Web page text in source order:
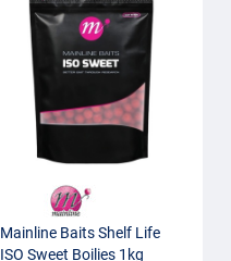
Mainline Baits Shelf Life
ISO Sweet Boilies 1kg